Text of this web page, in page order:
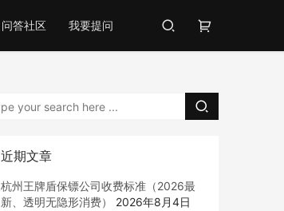
问答社区 我要提问
近期文章
杭州王牌盾保镖公司收费标准（2026最
新、透明无隐形消费）
2026年8月4日